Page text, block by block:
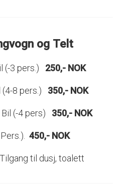
og Telt
(-3 pers.) 250,- NOK
8 pers.) 350,- NOK
(-4 pers) 350,- NOK
450,- NOK
til dusj, toalett